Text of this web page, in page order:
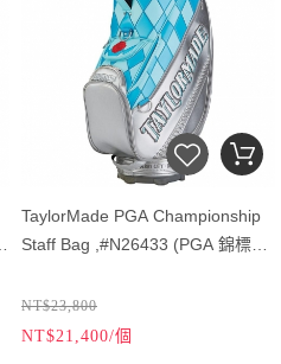
TaylorMade PGA Championship
Staff Bag ,#N26433 (PGA 錦標賽
NT$23,800
NT$21,400/個